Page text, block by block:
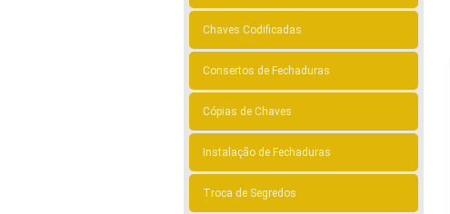
Chaves Codificadas
Consertos de Fechaduras
Cópias de Chaves
Instalação de Fechaduras
Troca de Segredos